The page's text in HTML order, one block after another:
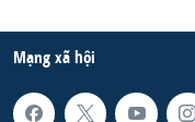
Mạng xã hội